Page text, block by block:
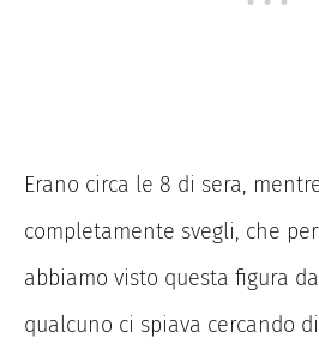
Erano circa le 8 di sera,
completamente svegli, che
abbiamo visto questa figura
qualcuno ci spiava cercando